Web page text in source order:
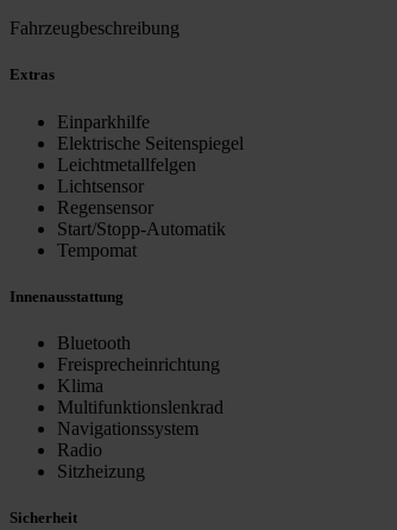
Fahrzeugbeschreibung
Extras
Einparkhilfe
Elektrische Seitenspiegel
Leichtmetallfelgen
Lichtsensor
Regensensor
Start/Stopp-Automatik
Tempomat
Innenausstattung
Bluetooth
Freisprecheinrichtung
Klima
Multifunktionslenkrad
Navigationssystem
Radio
Sitzheizung
Sicherheit